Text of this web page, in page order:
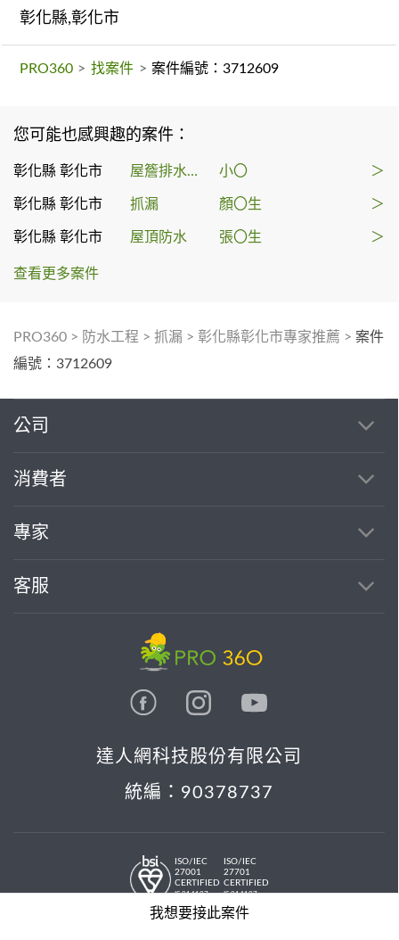
彰化縣,彰化市
PRO360 > 找案件 > 案件編號：3712609
您可能也感興趣的案件：
彰化縣 彰化市 屋簷排水槽施工 小〇 ＞
彰化縣 彰化市 抓漏 顏〇生 ＞
彰化縣 彰化市 屋頂防水 張〇生 ＞
查看更多案件
PRO360 > 防水工程 > 抓漏 > 彰化縣彰化市專家推薦 > 案件
編號：3712609
我想要接此案件
公司
消費者
專家
客服
達人網科技股份有限公司
統編：90378737
ISO/IEC
27001
CERTIFIED
IS 814197
ISO/IEC
27701
CERTIFIED
IS 814197
© 2026 PRO36O. All rights reserved.